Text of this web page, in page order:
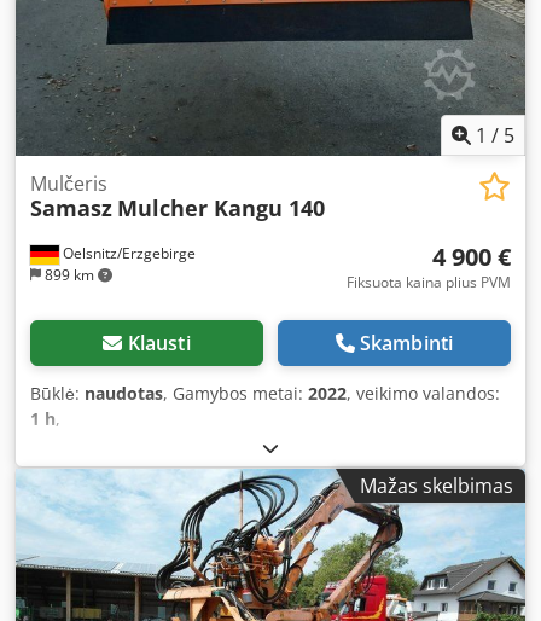
1 / 5
Oelsnitz/Erzgebirge
899 km
Mulčeris
Samasz Mulcher Kangu 140
4 900 €
Fiksuota kaina plius PVM
Klausti Skambinti
Būklė: naudotas, Gamybos metai: 2022, veikimo valandos:
1 h,
Mažas skelbimas